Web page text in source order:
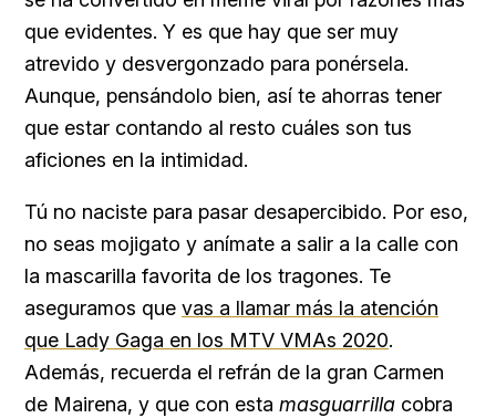
que evidentes. Y es que hay que ser muy
atrevido y desvergonzado para ponérsela.
Aunque, pensándolo bien, así te ahorras tener
que estar contando al resto cuáles son tus
aficiones en la intimidad.
Tú no naciste para pasar desapercibido. Por eso,
no seas mojigato y anímate a salir a la calle con
la mascarilla favorita de los tragones. Te
aseguramos que vas a llamar más la atención
que Lady Gaga en los MTV VMAs 2020.
Además, recuerda el refrán de la gran Carmen
de Mairena, y que con esta masguarrilla cobra